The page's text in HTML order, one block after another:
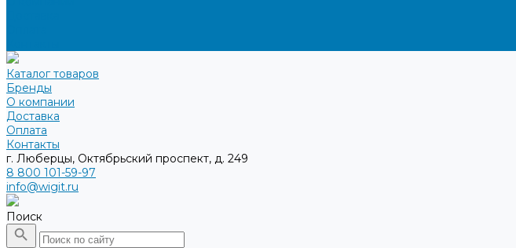
Каталог товаров
Бренды
О компании
Доставка
Оплата
Контакты
г. Люберцы, Октябрьский проспект, д. 249
8 800 101-59-97
info@wigit.ru
Поиск